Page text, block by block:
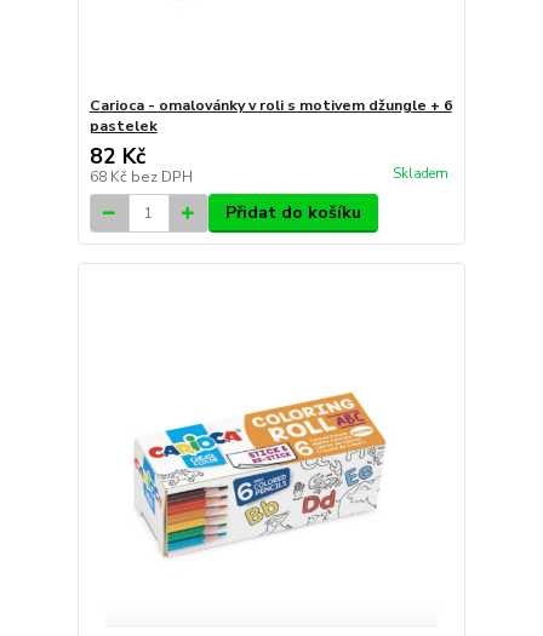
Carioca - omalovánky v roli s motivem džungle + 6
pastelek
82 Kč
68 Kč bez DPH Skladem
Přidat do košíku